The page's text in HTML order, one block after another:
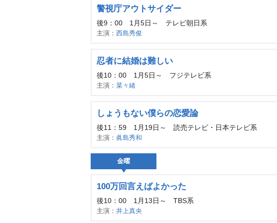
警視庁アウトサイダー
後9：00 1月5日～ テレビ朝日系
主演： 西島秀俊
忍者に結婚は難しい
後10：00 1月5日～ フジテレビ系
主演： 菜々緒
しょうもない僕らの恋愛論
後11：59 1月19日～ 読売テレビ・日本テレビ系
主演： 眞島秀和
金曜
100万回言えばよかった
後10：00 1月13日～ TBS系
主演： 井上真央